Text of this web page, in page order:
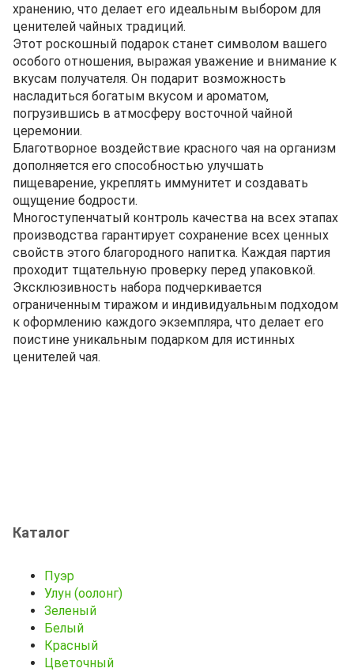
хранению, что делает его идеальным выбором для
ценителей чайных традиций.
Этот роскошный подарок станет символом вашего
особого отношения, выражая уважение и внимание к
вкусам получателя. Он подарит возможность
насладиться богатым вкусом и ароматом,
погрузившись в атмосферу восточной чайной
церемонии.
Благотворное воздействие красного чая на организм
дополняется его способностью улучшать
пищеварение, укреплять иммунитет и создавать
ощущение бодрости.
Многоступенчатый контроль качества на всех этапах
производства гарантирует сохранение всех ценных
свойств этого благородного напитка. Каждая партия
проходит тщательную проверку перед упаковкой.
Эксклюзивность набора подчеркивается
ограниченным тиражом и индивидуальным подходом
к оформлению каждого экземпляра, что делает его
поистине уникальным подарком для истинных
ценителей чая.
Каталог
Пуэр
Улун (оолонг)
Зеленый
Белый
Красный
Цветочный